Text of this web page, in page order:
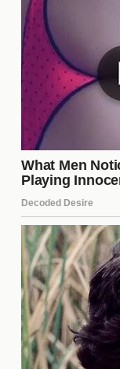
el Club
La pérdida de
tener
Sevilla FC. La
la capacidad
en
clave. Esta
para recuperar
La
Los analistas
preocupación
Muchos
Vlachodimos
fuga de